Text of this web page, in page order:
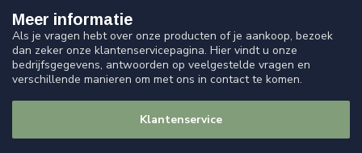
Meer informatie
Als je vragen hebt over onze producten of je aankoop, bezoek
dan zeker onze klantenservicepagina. Hier vindt u onze
bedrijfsgegevens, antwoorden op veelgestelde vragen en
verschillende manieren om met ons in contact te komen.
Klantenservice